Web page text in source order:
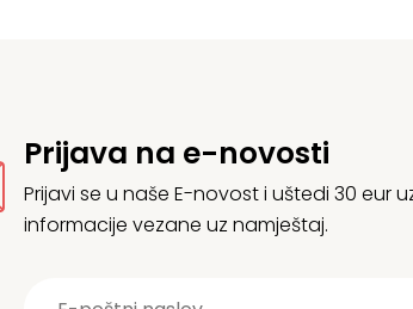
Prijava na e-novosti
Prijavi se u naše E-novost i uštedi 30 eur
informacije vezane uz namještaj.